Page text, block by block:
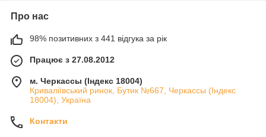
Про нас
98% позитивних з 441 відгука за рік
Працює з 27.08.2012
м. Черкассы (Індекс 18004)
Криваліївський ринок, Бутик №667, Черкассы (Індекс
18004), Україна
Контакти